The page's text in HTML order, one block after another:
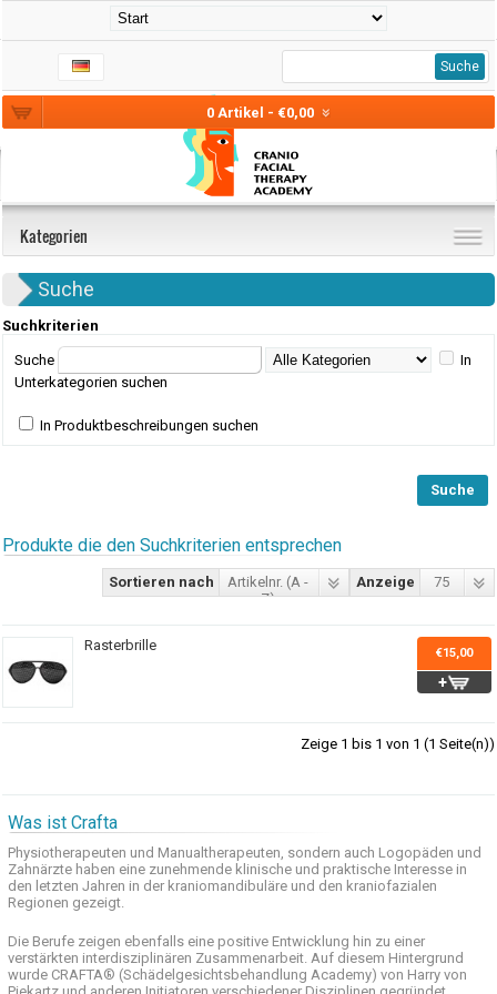
0 Artikel - €0,00
Suche
Kategorien
Suche
Suchkriterien
Suche
In
Unterkategorien suchen
In Produktbeschreibungen suchen
Produkte die den Suchkriterien entsprechen
Anzeige 75
Sortieren nach
Artikelnr. (A -
Z)
Rasterbrille €15,00
Zeige 1 bis 1 von 1 (1 Seite(n))
Was ist Crafta
Physiotherapeuten und Manualtherapeuten, sondern auch Logopäden und
Zahnärzte haben eine zunehmende klinische und praktische Interesse in
den letzten Jahren in der kraniomandibuläre und den kraniofazialen
Regionen gezeigt.
Die Berufe zeigen ebenfalls eine positive Entwicklung hin zu einer
verstärkten interdisziplinären Zusammenarbeit. Auf diesem Hintergrund
wurde CRAFTA® (Schädelgesichtsbehandlung Academy) von Harry von